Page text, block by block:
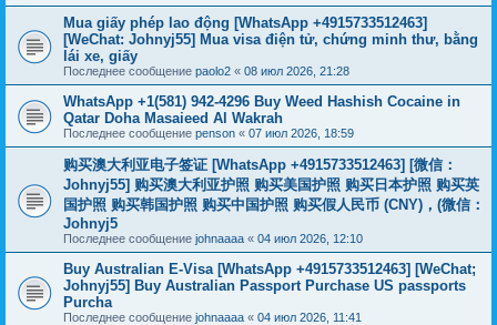
Mua giấy phép lao động [WhatsApp +4915733512463]
[WeChat: Johnyj55] Mua visa điện tử, chứng minh thư, bằng
lái xe, giấy
Последнее сообщение paolo2 « 08 июл 2026, 21:28
WhatsApp +1(581) 942-4296 Buy Weed Hashish Cocaine in
Qatar Doha Masaieed Al Wakrah
Последнее сообщение penson « 07 июл 2026, 18:59
购买澳大利亚电子签证 [WhatsApp +4915733512463] [微信：
Johnyj55] 购买澳大利亚护照 购买美国护照 购买日本护照 购买英
国护照 购买韩国护照 购买中国护照 购买假人民币 (CNY)，(微信：
Johnyj5
Последнее сообщение johnaaaa « 04 июл 2026, 12:10
Buy Australian E-Visa [WhatsApp +4915733512463] [WeChat;
Johnyj55] Buy Australian Passport Purchase US passports
Purcha
Последнее сообщение johnaaaa « 04 июл 2026, 11:41